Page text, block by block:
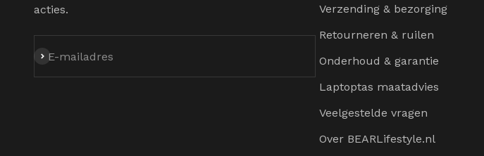
acties.
E-mailadres
Abonneren
Verzending & bezorging
Retourneren & ruilen
Onderhoud & garantie
Laptoptas maatadvies
Veelgestelde vragen
Over BEARLifestyle.nl